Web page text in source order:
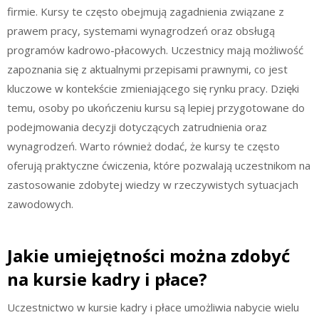
firmie. Kursy te często obejmują zagadnienia związane z
prawem pracy, systemami wynagrodzeń oraz obsługą
programów kadrowo-płacowych. Uczestnicy mają możliwość
zapoznania się z aktualnymi przepisami prawnymi, co jest
kluczowe w kontekście zmieniającego się rynku pracy. Dzięki
temu, osoby po ukończeniu kursu są lepiej przygotowane do
podejmowania decyzji dotyczących zatrudnienia oraz
wynagrodzeń. Warto również dodać, że kursy te często
oferują praktyczne ćwiczenia, które pozwalają uczestnikom na
zastosowanie zdobytej wiedzy w rzeczywistych sytuacjach
zawodowych.
Jakie umiejętności można zdobyć
na kursie kadry i płace?
Uczestnictwo w kursie kadry i płace umożliwia nabycie wielu